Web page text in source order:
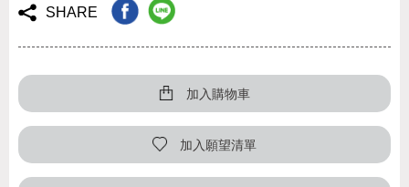
SHARE
加入購物車
加入願望清單